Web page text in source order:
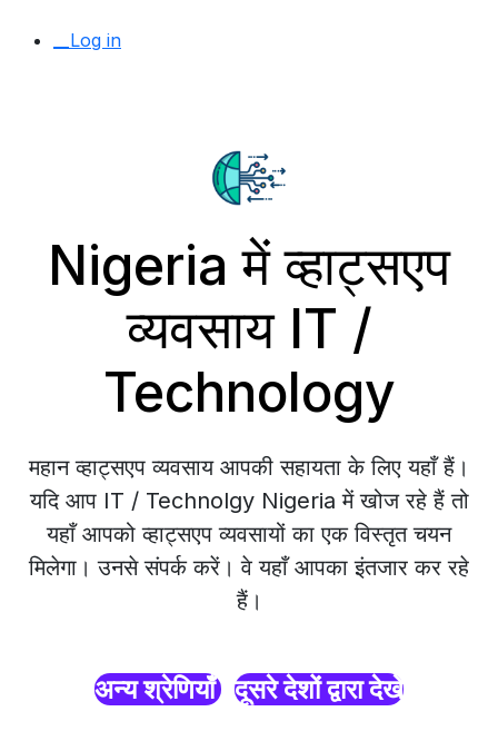
__Log in
Nigeria में व्हाट्सएप
व्यवसाय IT /
Technology
महान व्हाट्सएप व्यवसाय आपकी सहायता के लिए यहाँ हैं।
यदि आप IT / Technolgy Nigeria में खोज रहे हैं तो
यहाँ आपको व्हाट्सएप व्यवसायों का एक विस्तृत चयन
मिलेगा। उनसे संपर्क करें। वे यहाँ आपका इंतजार कर रहे
हैं।
अन्य श्रेणियाँ दूसरे देशों द्वारा देखें